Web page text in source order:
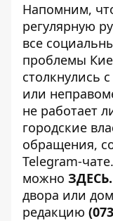
Напомним,
регулярную
все
проблемы
столкнулись
или
не работает
городские
обращения,
Telegram-
можно ЗДЕСЬ.
двора или
редакцию